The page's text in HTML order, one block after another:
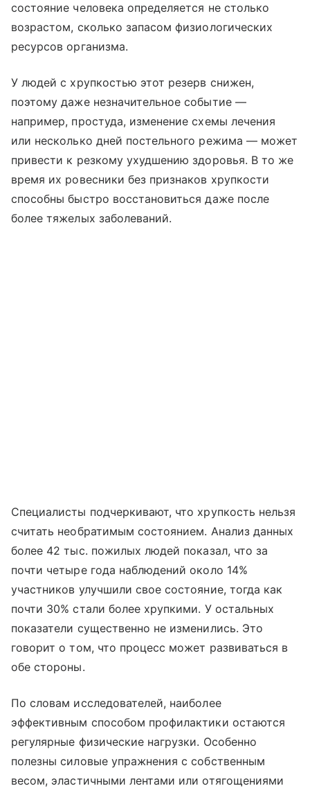
состояние человека определяется не столько
возрастом, сколько запасом физиологических
ресурсов организма.
У людей с хрупкостью этот резерв снижен,
поэтому даже незначительное событие —
например, простуда, изменение схемы лечения
или несколько дней постельного режима — может
привести к резкому ухудшению здоровья. В то же
время их ровесники без признаков хрупкости
способны быстро восстановиться даже после
более тяжелых заболеваний.
Специалисты подчеркивают, что хрупкость нельзя
считать необратимым состоянием. Анализ данных
более 42 тыс. пожилых людей показал, что за
почти четыре года наблюдений около 14%
участников улучшили свое состояние, тогда как
почти 30% стали более хрупкими. У остальных
показатели существенно не изменились. Это
говорит о том, что процесс может развиваться в
обе стороны.
По словам исследователей, наиболее
эффективным способом профилактики остаются
регулярные физические нагрузки. Особенно
полезны силовые упражнения с собственным
весом, эластичными лентами или отягощениями